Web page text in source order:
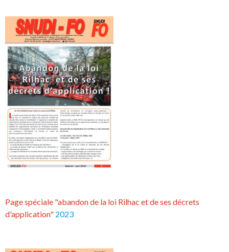
Page spéciale "abandon de la loi Rilhac et de ses décrets
d'application" 2023